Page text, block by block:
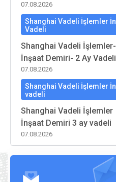
07.08.2026
Shanghai Vadeli İşlemler
Vadeli
Shanghai Vadeli İşlemler-
İnşaat Demiri- 2 Ay Vadeli
07.08.2026
Shanghai Vadeli İşlemler
vadeli
Shanghai Vadeli İşlemler
İnşaat Demiri 3 ay vadeli
07.08.2026